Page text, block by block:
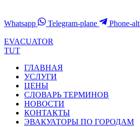
Whatsapp Telegram-plane Phone-alt
EVACUATOR
TUT
ГЛАВНАЯ
УСЛУГИ
ЦЕНЫ
СЛОВАРЬ ТЕРМИНОВ
НОВОСТИ
КОНТАКТЫ
ЭВАКУАТОРЫ ПО ГОРОДАМ